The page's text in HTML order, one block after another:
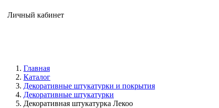
Личный кабинет
Главная
Каталог
Декоративные штукатурки и покрытия
Декоративные штукатурки
Декоративная штукатурка Лекоо